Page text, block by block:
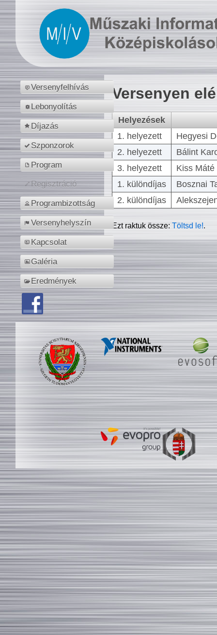
Versenyfelhívás
Lebonyolítás
Díjazás
Szponzorok
Program
Regisztráció
Programbizottság
Versenyhelyszín
Kapcsolat
Galéria
Eredmények
Versenyen
Helyezések
1. helyezett
Hegyesi
2. helyezett
Bálint
3. helyezett
Kiss
1. különdíjas
Bosznai
2. különdíjas
Ezt raktuk össze:Töltsd le!.